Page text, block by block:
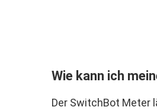
Wie kann ich
Der SwitchBot Meter